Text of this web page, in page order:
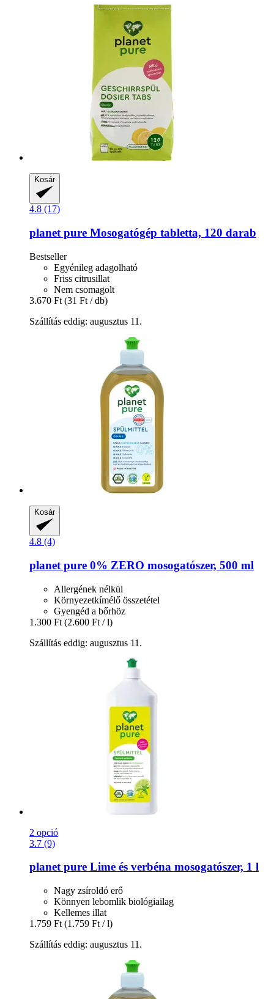
Kosár
4.8 (17)
planet pure Mosogatógép tabletta, 120 darab
Bestseller
Egyénileg adagolható
Friss citrusillat
Nem csomagolt
3.670 Ft (31 Ft / db)
Szállítás eddig: augusztus 11.
Kosár
4.8 (4)
planet pure 0% ZERO mosogatószer, 500 ml
Allergének nélkül
Környezetkímélő összetétel
Gyengéd a bőrhöz
1.300 Ft (2.600 Ft / l)
Szállítás eddig: augusztus 11.
2 opció
3.7 (9)
planet pure Lime és verbéna mosogatószer, 1 l
Nagy zsíroldó erő
Könnyen lebomlik biológiailag
Kellemes illat
1.759 Ft (1.759 Ft / l)
Szállítás eddig: augusztus 11.